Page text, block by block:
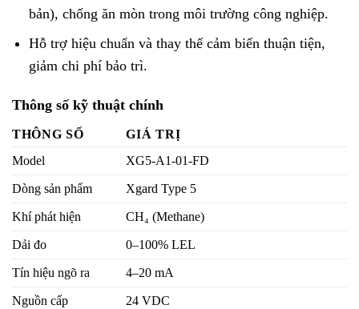
bản), chống ăn mòn trong môi trường công nghiệp.
Hỗ trợ hiệu chuẩn và thay thế cảm biến thuận tiện,
giảm chi phí bảo trì.
Thông số kỹ thuật chính
THÔNG SỐ
GIÁ TRỊ
Model
XG5-A1-01-FD
Dòng sản phẩm Xgard Type 5
Khí phát hiện CH₄ (Methane)
Dải đo 0–100% LEL
Tín hiệu ngõ ra 4–20 mA
Nguồn cấp 24 VDC